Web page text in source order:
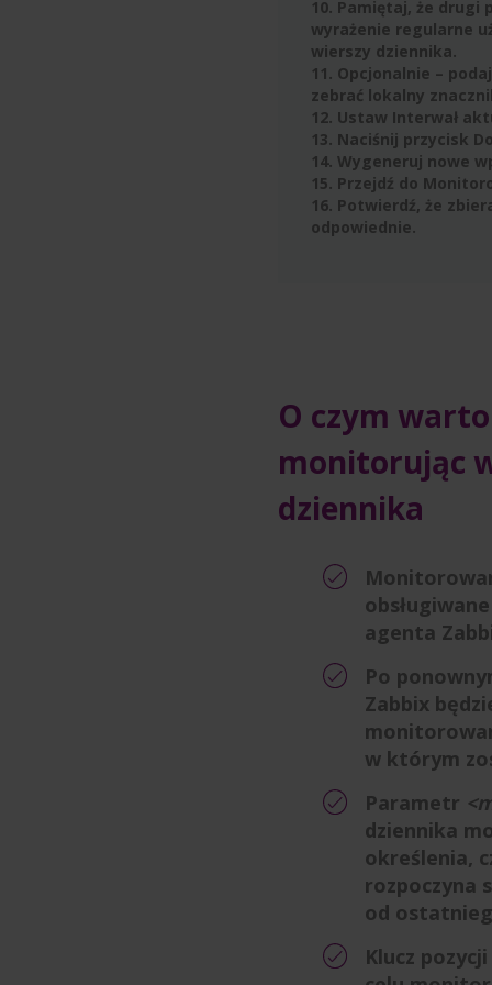
10. Pamiętaj, że drugi
wyrażenie regularne
wierszy dziennika.
11. Opcjonalnie –
zebrać lokalny
12. Ustaw Interwał
13. Naciśnij przycisk
14. Wygeneruj nowe
15. Przejdź do
16. Potwierdź, że
odpowiednie.
O czym
monitorując
dziennika
agenta
Po
Zabbix
w którym
Parametr
dziennika
określenia,
rozpoczyna
od
Klucz pozycji